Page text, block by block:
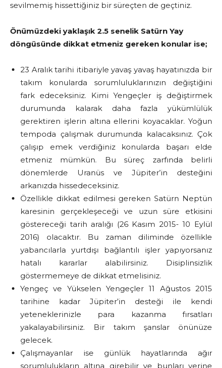
sevilmemiş hissettiğiniz bir süreçten de geçtiniz.
Önümüzdeki yaklaşık 2.5 senelik Satürn Yay
döngüsünde dikkat etmeniz gereken konular ise;
23 Aralık tarihi itibariyle yavaş yavaş hayatınızda bir
takım konularda sorumluluklarınızın değiştiğini
fark edeceksiniz. Kimi Yengeçler iş değiştirmek
durumunda kalarak daha fazla yükümlülük
gerektiren işlerin altına ellerini koyacaklar. Yoğun
tempoda çalışmak durumunda kalacaksınız. Çok
çalışıp emek verdiğiniz konularda başarı elde
etmeniz mümkün. Bu süreç zarfında belirli
dönemlerde Uranüs ve Jüpiter’in desteğini
arkanızda hissedeceksiniz.
Özellikle dikkat edilmesi gereken Satürn Neptün
karesinin gerçekleşeceği ve uzun süre etkisini
göstereceği tarih aralığı (26 Kasım 2015- 10 Eylül
2016) olacaktır. Bu zaman diliminde özellikle
yabancılarla yurtdışı bağlantılı işler yapıyorsanız
hatalı kararlar alabilirsiniz. Disiplinsizlik
göstermemeye de dikkat etmelisiniz.
Yengeç ve Yükselen Yengeçler 11 Ağustos 2015
tarihine kadar Jüpiter’in desteği ile kendi
yeteneklerinizle para kazanma fırsatları
yakalayabilirsiniz. Bir takım şanslar önünüze
gelecek.
Çalışmayanlar ise günlük hayatlarında ağır
sorumlulukların altına girebilir ve bunları yerine